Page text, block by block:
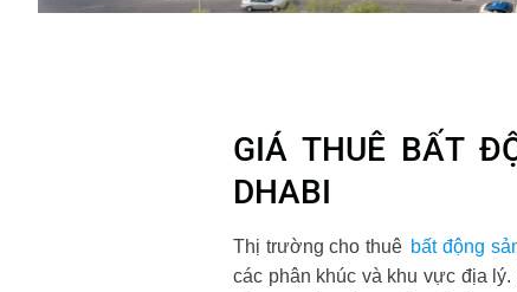
GIÁ THUÊ BẤT
DHABI
Thị trường cho thuê bất động
các phân khúc và khu vực địa